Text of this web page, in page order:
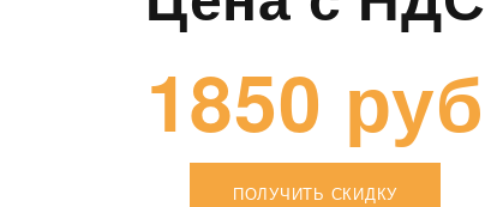
1850 руб
ПОЛУЧИТЬ СКИДКУ